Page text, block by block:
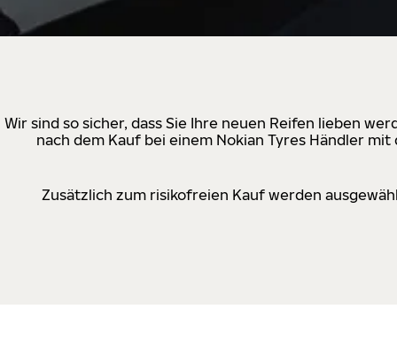
Wir sind so sicher, dass Sie Ihre neuen Reifen lieben
nach dem Kauf bei einem Nokian Tyres Händler
Zusätzlich zum risikofreien Kauf werden